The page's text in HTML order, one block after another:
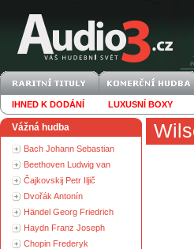
IHNED K DODÁNÍ LUXUSNÍ BOXY
Vážná hudba
Bach Johann Sebastian
Beethoven Ludwig van
Čajkovskij Petr Iljič
Dvořák Antonín
Händel Georg Friedrich
Haydn Franz Joseph
Chopin Frederyk